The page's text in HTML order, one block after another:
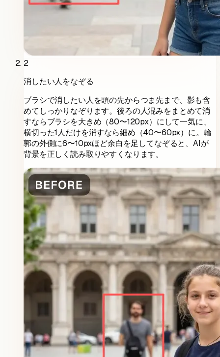
2
消したい人をなぞる
ブラシで消したい人を頭の先からつま先まで、影も含
めてしっかりなぞります。後ろの人混みをまとめて消
すならブラシを大きめ（80〜120px）にして一気に、
横切った1人だけを消すなら細め（40〜60px）に。輪
郭の外側に6〜10pxほど余白を足してなぞると、AIが
背景を正しく読み取りやすくなります。